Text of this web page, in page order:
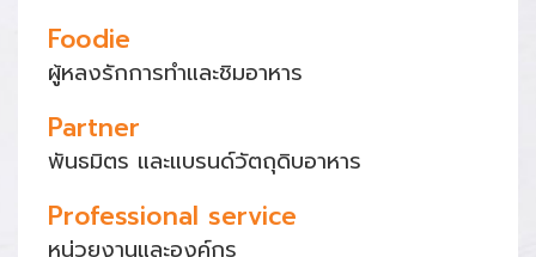
Foodie
ผู้หลงรักการทำและชิมอาหาร
Partner
พันธมิตร และแบรนด์วัตถุดิบอาหาร
Professional service
หน่วยงานและองค์กร